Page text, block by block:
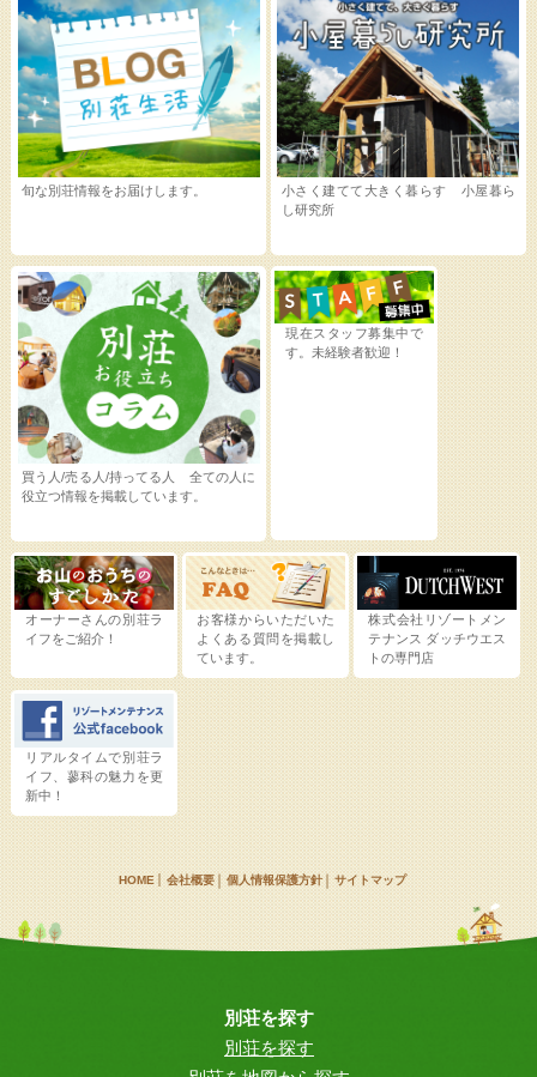
旬な別荘情報をお届けします。
買う人/売る人/持ってる人 全ての人に
役立つ情報を掲載しています。
小さく建てて大きく暮らす 小屋暮ら
し研究所
現在スタッフ募集中で
す。未経験者歓迎！
オーナーさんの別荘ラ
イフをご紹介！
お客様からいただいた
よくある質問を掲載し
ています。
株式会社リゾートメン
テナンス ダッチウエス
トの専門店
リアルタイムで別荘ラ
イフ、蓼科の魅力を更
新中！
HOME 会社概要 個人情報保護方針 サイトマップ
別荘を探す
別荘を探す